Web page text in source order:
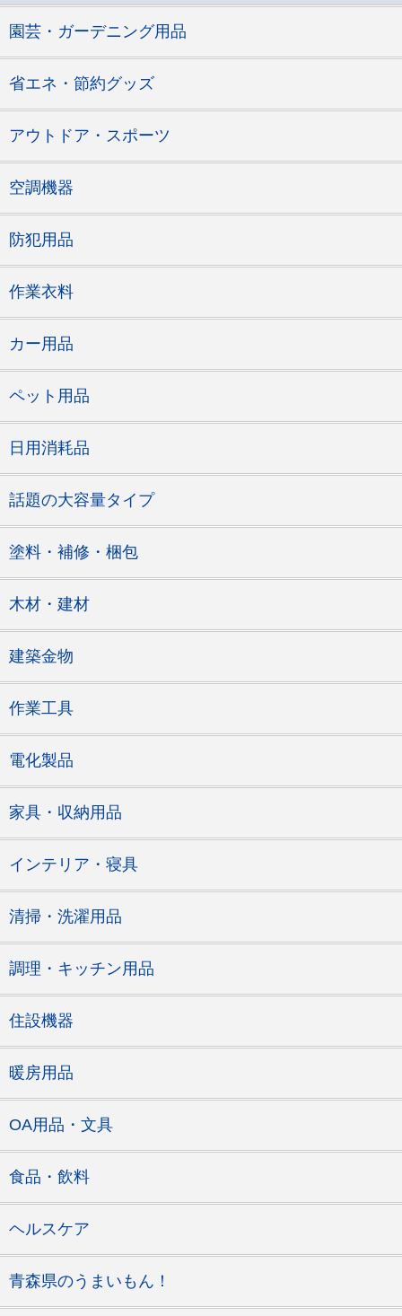
園芸・ガーデニング用品
省エネ・節約グッズ
アウトドア・スポーツ
空調機器
防犯用品
作業衣料
カー用品
ペット用品
日用消耗品
話題の大容量タイプ
塗料・補修・梱包
木材・建材
建築金物
作業工具
電化製品
家具・収納用品
インテリア・寝具
清掃・洗濯用品
調理・キッチン用品
住設機器
暖房用品
OA用品・文具
食品・飲料
ヘルスケア
青森県のうまいもん！